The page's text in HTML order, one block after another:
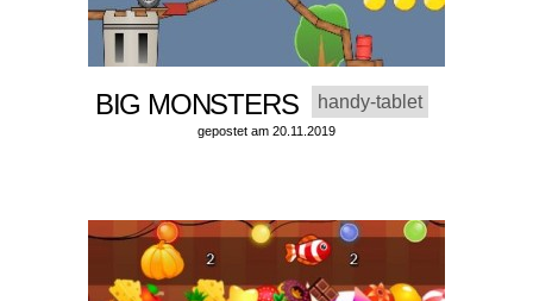
BIG MONSTERS handy-tablet
gepostet am 20.11.2019